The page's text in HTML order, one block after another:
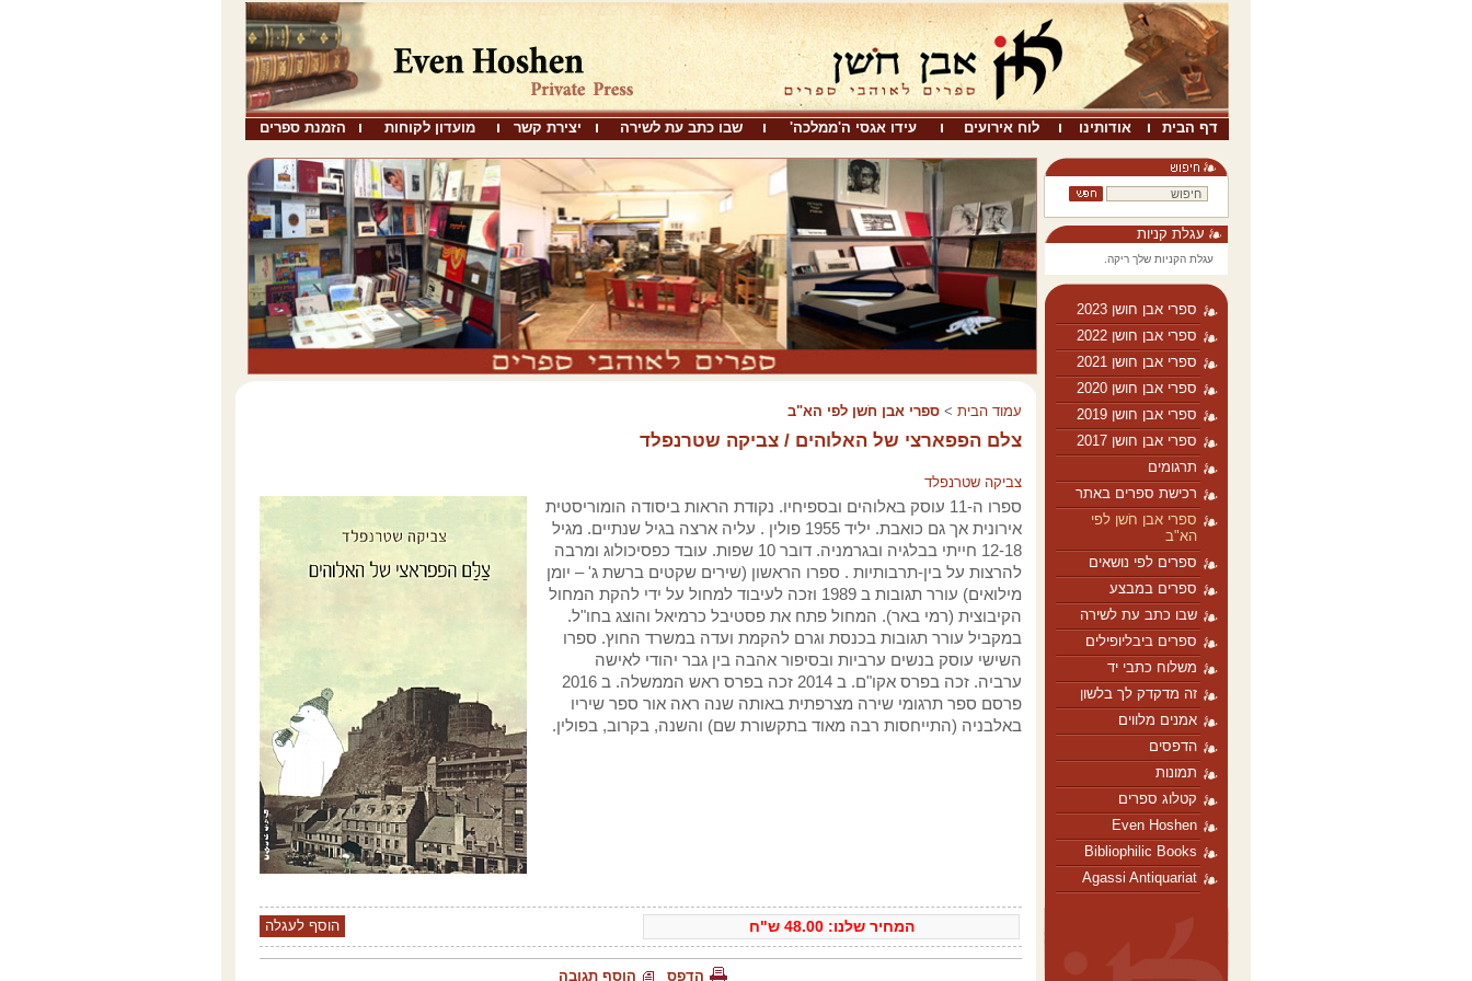
דף הבית אודותינו לוח אירועים עידו אגסי ה'ממלכה' שבו כתב עת לשירה יצירת קשר מועדון לקוחות הזמנת ספרים
עגלת קניות
עגלת הקניות שלך ריקה.
ספרי אבן חושן 2023
ספרי אבן חושן 2022
ספרי אבן חושן 2021
ספרי אבן חושן 2020
ספרי אבן חושן 2019
ספרי אבן חושן 2017
תרגומים
רכישת ספרים באתר
ספרי אבן חֹשן לפי
הא"ב
ספרים לפי נושאים
ספרים במבצע
שבו כתב עת לשירה
ספרים ביבליופילים
משלוח כתבי יד
זה מדקדק לך בלשון
אמנים מלווים
הדפסים
תמונות
קטלוג ספרים
Even Hoshen
Bibliophilic Books
Agassi Antiquariat
עמוד הבית > ספרי אבן חֹשן לפי הא"ב
צלם הפפארצי של האלוהים / צביקה שטרנפלד
צביקה שטרנפלד
ספרו ה-11 עוסק באלוהים ובספיחיו. נקודת הראות ביסודה הומוריסטית
אירונית אך גם כואבת. יליד 1955 פולין . עליה ארצה בגיל שנתיים. מגיל
12-18 חייתי בבלגיה ובגרמניה. דובר 10 שפות. עובד כפסיכולוג ומרבה
להרצות על בין-תרבותיות . ספרו הראשון (שירים שקטים ברשת ג' – יומן
מילואים) עורר תגובות ב 1989 וזכה לעיבוד למחול על ידי להקת המחול
הקיבוצית (רמי באר). המחול פתח את פסטיבל כרמיאל והוצג בחו"ל.
במקביל עורר תגובות בכנסת וגרם להקמת ועדה במשרד החוץ. ספרו
השישי עוסק בנשים ערביות ובסיפור אהבה בין גבר יהודי לאישה
ערביה. זכה בפרס אקו"ם. ב 2014 זכה בפרס ראש הממשלה. ב 2016
פרסם ספר תרגומי שירה מצרפתית באותה שנה ראה אור ספר שיריו
באלבניה (התייחסות רבה מאוד בתקשורת שם) והשנה, בקרוב, בפולין.
המחיר שלנו: 48.00 ש"ח
הדפס הוסף תגובה